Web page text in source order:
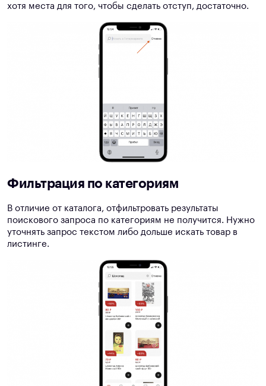
хотя места для того, чтобы сделать отступ, достаточно.
Фильтрация по категориям
В отличие от каталога, отфильтровать результаты
поискового запроса по категориям не получится. Нужно
уточнять запрос текстом либо дольше искать товар в
листинге.